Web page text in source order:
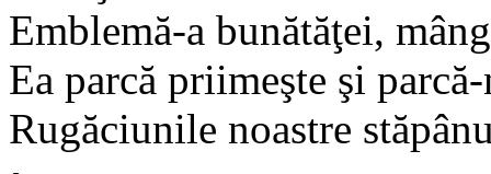
Emblemă-a bunătăţei,
Ea parcă priimeşte şi
Rugăciunile noastre